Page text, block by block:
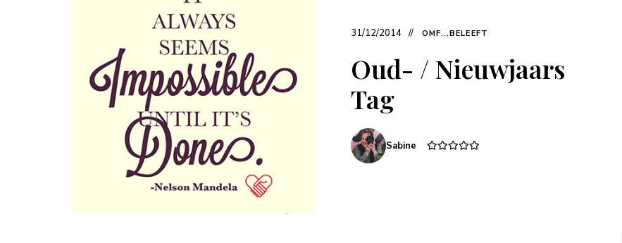
31/12/2014 OMF...BELEEFT
Oud- / Nieuwjaars
Tag
Sabine